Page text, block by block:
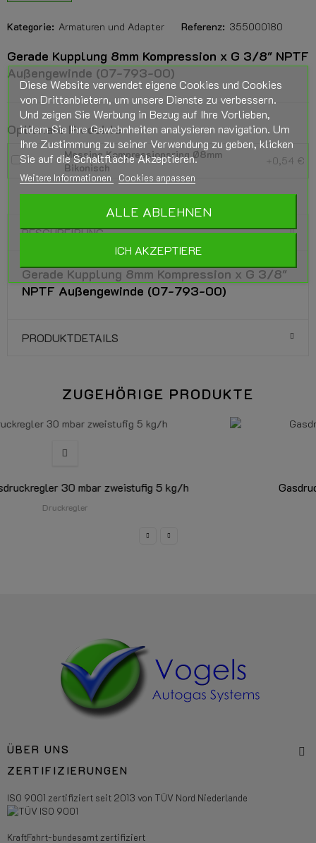
Kategorie: Armaturen und Adapter Referenz: 355000180
Gerade Kupplung 8mm Kompression x G 3/8" NPTF
Außengewinde (07-793-00)
Optionale Produkte
Messing Kompressionsring Ø8mm
Bikonisch
+0,54 €
BESCHREIBUNG
Gerade Kupplung 8mm Kompression x G 3/8"
NPTF Außengewinde (07-793-00)
PRODUKTDETAILS
ZUGEHÖRIGE PRODUKTE
h Gasdruckregler 30 mbar zweistufig 5 kg/h
ÜBER UNS
ZERTIFIZIERUNGEN
ISO 9001 zertifiziert seit 2013 von TÜV Nord Niederlande
KraftFahrt-bundesamt zertifiziert
Diese Website verwendet eigene Cookies und Cookies
von Drittanbietern, um unsere Dienste zu verbessern.
Und zeigen Sie Werbung in Bezug auf Ihre Vorlieben,
indem Sie Ihre Gewohnheiten analysieren navigation. Um
Ihre Zustimmung zu seiner Verwendung zu geben, klicken
Sie auf die Schaltfläche Akzeptieren.
Weitere Informationen Cookies anpassen
ALLE ABLEHNEN
ICH AKZEPTIERE